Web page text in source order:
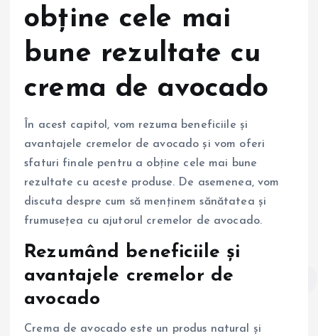
obține cele mai
bune rezultate cu
crema de avocado
În acest capitol, vom rezuma beneficiile și
avantajele cremelor de avocado și vom oferi
sfaturi finale pentru a obține cele mai bune
rezultate cu aceste produse. De asemenea, vom
discuta despre cum să menținem sănătatea și
frumusețea cu ajutorul cremelor de avocado.
Rezumând beneficiile și
avantajele cremelor de
avocado
Crema de avocado este un produs natural și